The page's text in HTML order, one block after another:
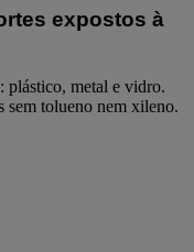
expostos à
plástico, metal e vidro.
sem tolueno nem xileno.